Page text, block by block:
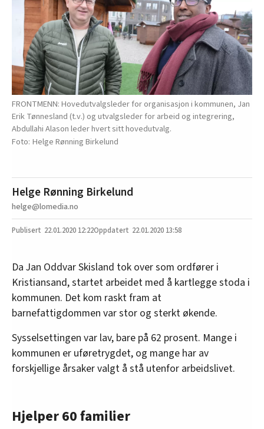
FRONTMENN: Hovedutvalgsleder for organisasjon i kommunen, Jan
Erik Tønnesland (t.v.) og utvalgsleder for arbeid og integrering,
Abdullahi Alason leder hvert sitt hovedutvalg.
Helge Rønning Birkelund
Helge Rønning Birkelund
helge@lomedia.no
22.01.2020 12:22 22.01.2020 13:58
Da Jan Oddvar Skisland tok over som ordfører i
Kristiansand, startet arbeidet med å kartlegge stoda i
kommunen. Det kom raskt fram at
barnefattigdommen var stor og sterkt økende.
Sysselsettingen var lav, bare på 62 prosent. Mange i
kommunen er uføretrygdet, og mange har av
forskjellige årsaker valgt å stå utenfor arbeidslivet.
Hjelper 60 familier